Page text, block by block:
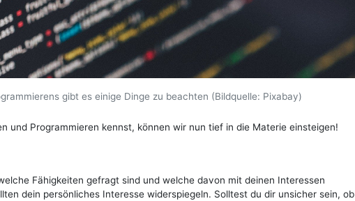
gibt es einige Dinge zu beachten (Bildquelle: Pixabay)
und Programmieren kennst, können wir nun tief in die Materie einsteigen!
Fähigkeiten gefragt sind und welche davon mit deinen Interessen
dein persönliches Interesse widerspiegeln. Solltest du dir unsicher sein, ob